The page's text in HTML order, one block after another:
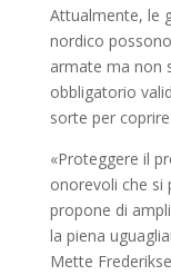
Attualmente, le
nordico
armate ma non
obbligatorio
sorte per
«Proteggere il
onorevoli che si
propone di
la piena
Mette